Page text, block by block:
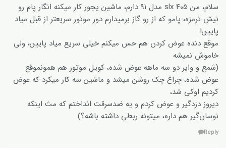
سلام، من ۴۰۵ slx مدل ۹۱ دارم، ماشین یجور کار میکنه انگار پام رو
نیش ترمزه، پامو که از رو گاز برمیدارم دور موتور سریعتر از قبل میاد
پایین!
موقع دنده عوض کردن هم حس میکنم خیلی سریع میاد پایین، ولی
خاموش نمیشه
(شمع و وایر دو سه ماهه عوض شده، کویل موتور هم همونموقع
عوض شده، چراغ چک روشن میشد و ماشین سه کار میکرد که عوض
کردیم اوکی شد،
دیروز دزدگیر و عوض کردم و یه ضدسرقت انداختم که مث اینکه
نوسان‌گیر هم داره، میتونه ربطی داشته باشه؟)
Reply